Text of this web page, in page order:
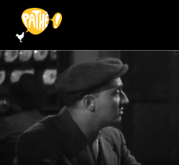
SKIP TO MAIN CONTENT